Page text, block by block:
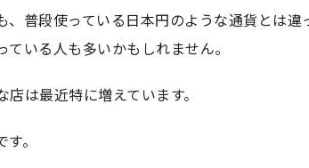
普段使っている日本円のような通貨とは違
いる人も多いかもしれません。
は最近特に増えています。
。